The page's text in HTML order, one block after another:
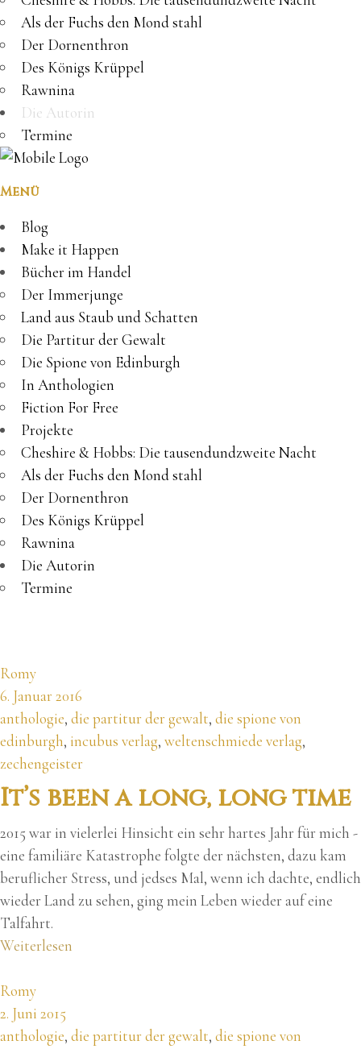
Als der Fuchs den Mond stahl
Der Dornenthron
Des Königs Krüppel
Rawnina
Die Autorin
Termine
Menü
Blog
Make it Happen
Bücher im Handel
Der Immerjunge
Land aus Staub und Schatten
Die Partitur der Gewalt
Die Spione von Edinburgh
In Anthologien
Fiction For Free
Projekte
Cheshire & Hobbs: Die tausendundzweite Nacht
Als der Fuchs den Mond stahl
Der Dornenthron
Des Königs Krüppel
Rawnina
Die Autorin
Termine
Romy
6. Januar 2016
anthologie, die partitur der gewalt, die spione von
edinburgh, incubus verlag, weltenschmiede verlag,
zechengeister
It’s been a long, long time
2015 war in vielerlei Hinsicht ein sehr hartes Jahr für mich -
eine familiäre Katastrophe folgte der nächsten, dazu kam
beruflicher Stress, und jedses Mal, wenn ich dachte, endlich
wieder Land zu sehen, ging mein Leben wieder auf eine
Talfahrt.
Weiterlesen
Romy
2. Juni 2015
anthologie, die partitur der gewalt, die spione von